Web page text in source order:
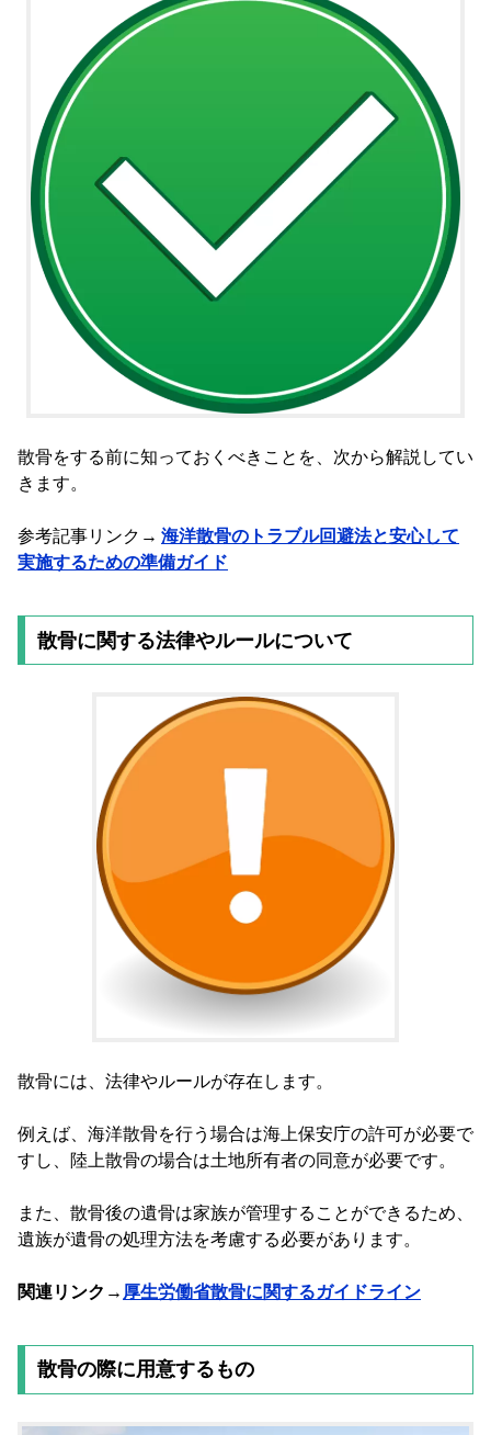
散骨をする前に知っておくべきことを、次から解説してい
きます。
参考記事リンク→ 海洋散骨のトラブル回避法と安心して
実施するための準備ガイド
散骨に関する法律やルールについて
散骨には、法律やルールが存在します。
例えば、海洋散骨を行う場合は海上保安庁の許可が必要で
すし、陸上散骨の場合は土地所有者の同意が必要です。
また、散骨後の遺骨は家族が管理することができるため、
遺族が遺骨の処理方法を考慮する必要があります。
関連リンク→ 厚生労働省散骨に関するガイドライン
散骨の際に用意するもの